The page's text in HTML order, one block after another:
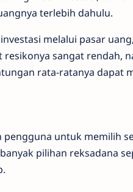
terlebih dahulu.
melalui pasar
sangat rendah,
rata-ratanya dapat
untuk memilih
pilihan reksadana